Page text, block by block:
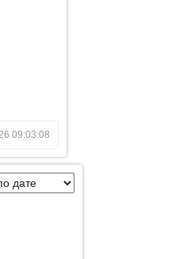
09:03:08